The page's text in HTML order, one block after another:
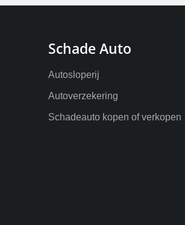
Schade Auto
Autosloperij
Autoverzekering
Schadeauto kopen of verkopen